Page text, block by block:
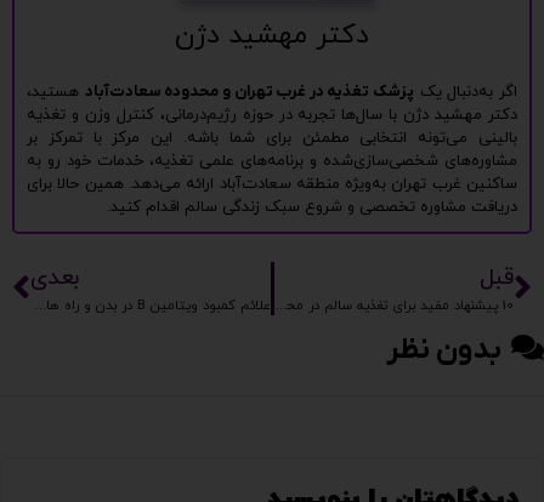
دکتر مهشید دژن
اگر به‌دنبال یک پزشک تغذیه در غرب تهران و محدوده سعادت‌آباد هستید،
دکتر مهشید دژن با سال‌ها تجربه در حوزه رژیم‌درمانی، کنترل وزن و تغذیه
بالینی می‌تونه انتخابی مطمئن برای شما باشه. این مرکز با تمرکز بر
مشاوره‌های شخصی‌سازی‌شده و برنامه‌های علمی تغذیه، خدمات خود رو به
ساکنین غرب تهران به‌ویژه منطقه سعادت‌آباد ارائه می‌دهد. همین حالا برای
دریافت مشاوره تخصصی و شروع سبک زندگی سالم اقدام کنید.
قبل
10 پیشنهاد مفید برای تغذیه سالم در محل کار
بعدی
علائم کمبود ویتامین B در بدن و راه های جلوگیری از آن
بدون نظر